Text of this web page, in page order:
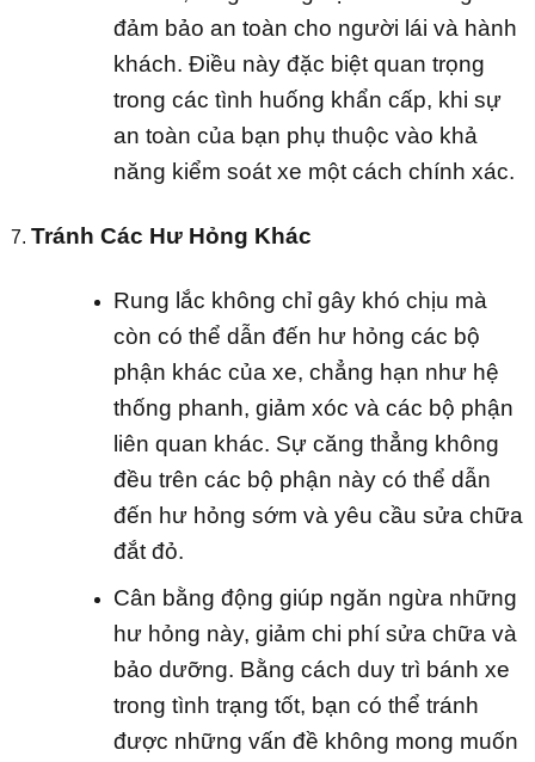
đảm bảo an toàn cho người lái và hành
khách. Điều này đặc biệt quan trọng
trong các tình huống khẩn cấp, khi sự
an toàn của bạn phụ thuộc vào khả
năng kiểm soát xe một cách chính xác.
Tránh Các Hư Hỏng Khác
Rung lắc không chỉ gây khó chịu mà
còn có thể dẫn đến hư hỏng các bộ
phận khác của xe, chẳng hạn như hệ
thống phanh, giảm xóc và các bộ phận
liên quan khác. Sự căng thẳng không
đều trên các bộ phận này có thể dẫn
đến hư hỏng sớm và yêu cầu sửa chữa
đắt đỏ.
Cân bằng động giúp ngăn ngừa những
hư hỏng này, giảm chi phí sửa chữa và
bảo dưỡng. Bằng cách duy trì bánh xe
trong tình trạng tốt, bạn có thể tránh
được những vấn đề không mong muốn